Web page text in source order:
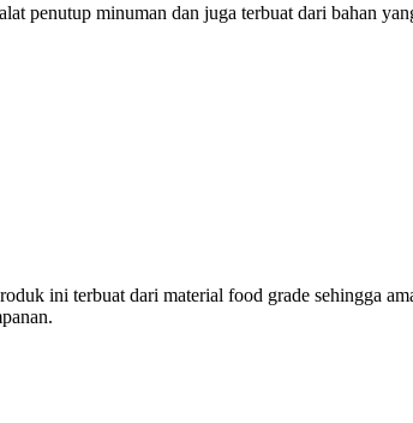
penutup minuman dan juga terbuat dari bahan
ini terbuat dari material food grade sehingga